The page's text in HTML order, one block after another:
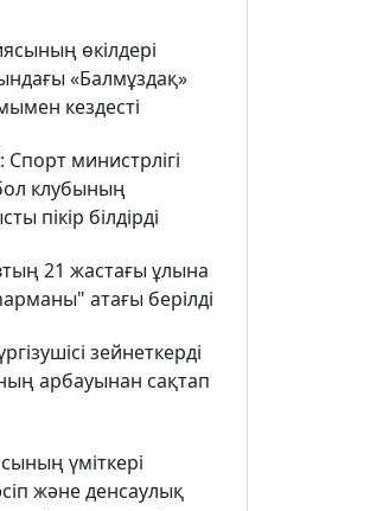
өкілдері
«Балмұздақ»
кездесті
министрлігі
клубының
пікір білдірді
21 жастағы ұлына
атағы берілді
зейнеткерді
арбауынан сақтап
үміткері
және денсаулық